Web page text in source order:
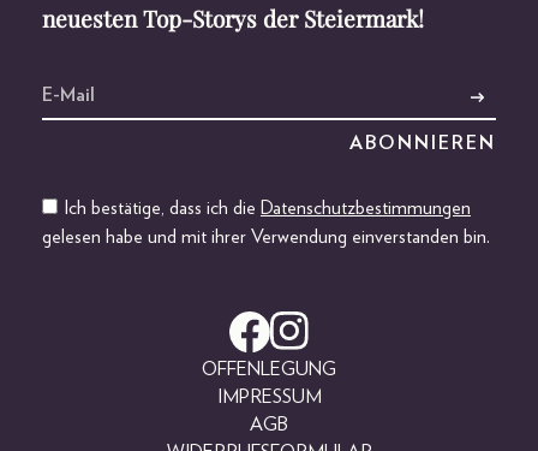
neuesten Top-Storys der Steiermark!
Ich bestätige, dass ich die Datenschutzbestimmungen
gelesen habe und mit ihrer Verwendung einverstanden bin.
OFFENLEGUNG
IMPRESSUM
AGB